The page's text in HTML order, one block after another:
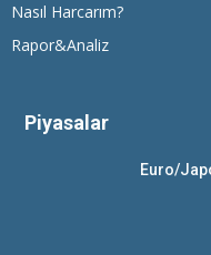
Nasıl Harcarım?
Rapor&Analiz
Piyasalar
Euro/